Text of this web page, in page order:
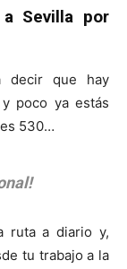
Sevilla por
decir que hay
poco ya estás
530…
ruta a diario y,
tu trabajo a la